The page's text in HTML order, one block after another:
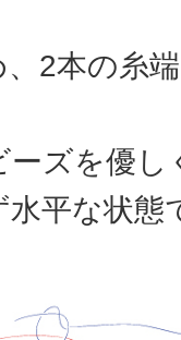
2本の糸
ーズを優し
平な状態